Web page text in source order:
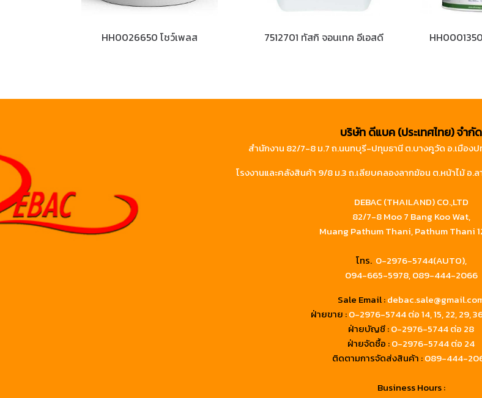
HH0026650 โชว์เพลส 7512701 ทัสกิ จอนเทค อีเอสดี
บริษัท ดีแบค (ประเทศไทย) จำกัด
สำนักงาน 82/7-8 ม.7 ถ.นนทบุรี-ปทุมธานี ต.บางคูวัด อ.เมือง
โรงงานและคลังสินค้า 9/8 ม.3 ถ.เลียบคลองลากฆ้อน ต.หน้าไม้ อ.
DEBAC (THAILAND) CO.,LTD
82/7-8 Moo 7 Bang Koo Wat,
Muang Pathum Thani, Pathum Thani
โทร. 0-2976-5744(AUTO),
094-665-5978,089-444-2066
Sale Email :
ฝ่ายขาย :0-2976-5744ต่อ 14, 15, 22, 29,
ฝ่ายบัญชี :0-2976-5744 ต่อ 28
ฝ่ายจัดซื้อ :0-2976-5744 ต่อ 24
ติดตามการจัดส่งสินค้า :089-444-
Business Hours :